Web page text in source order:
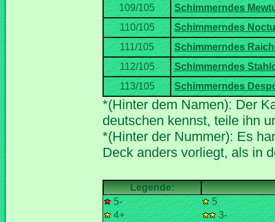
*(Hinter dem Namen): Der
*(Hinter der Nummer): Es
5-
5
4+
3-